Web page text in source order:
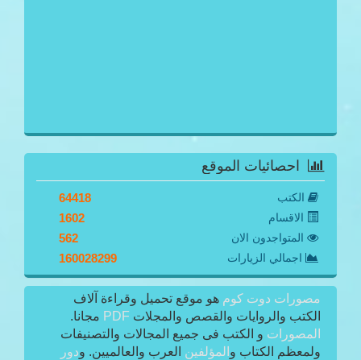
احصائيات الموقع
الكتب 64418
الاقسام 1602
المتواجدون الان 562
اجمالي الزيارات 160028299
مصورات دوت كوم هو موقع تحميل وقراءة آلاف
الكتب والروايات والقصص والمجلات PDF مجانا.
المصورات و الكتب فى جميع المجالات والتصنيفات
ولمعظم الكتاب و المؤلفين العرب والعالميين. ودور